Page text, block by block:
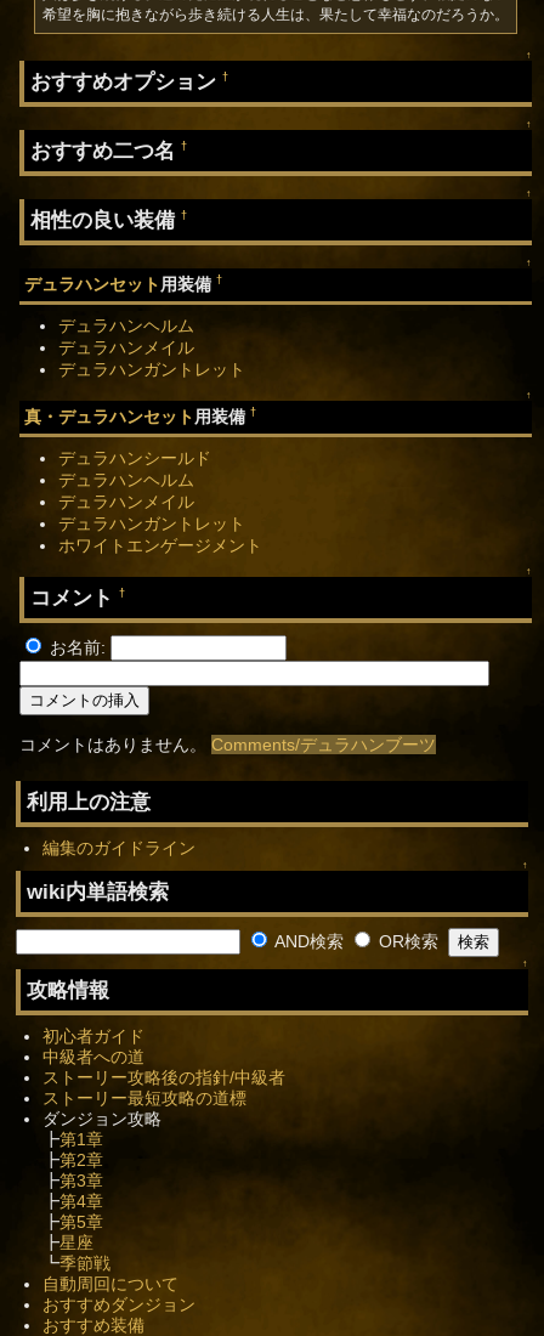
希望を胸に抱きながら歩き続ける人生は、果たして幸福なのだろうか。
↑
おすすめオプション†
↑
おすすめ二つ名†
↑
相性の良い装備†
↑
デュラハンセット用装備†
デュラハンヘルム
デュラハンメイル
デュラハンガントレット
↑
真・デュラハンセット用装備†
デュラハンシールド
デュラハンヘルム
デュラハンメイル
デュラハンガントレット
ホワイトエンゲージメント
↑
コメント†
お名前:
コメントはありません。Comments/デュラハンブーツ
利用上の注意
編集のガイドライン
↑
wiki内単語検索
AND検索 OR検索
↑
攻略情報
初心者ガイド
中級者への道
ストーリー攻略後の指針/中級者
ストーリー最短攻略の道標
ダンジョン攻略
┣第1章
┣第2章
┣第3章
┣第4章
┣第5章
┣星座
┗季節戦
自動周回について
おすすめダンジョン
おすすめ装備